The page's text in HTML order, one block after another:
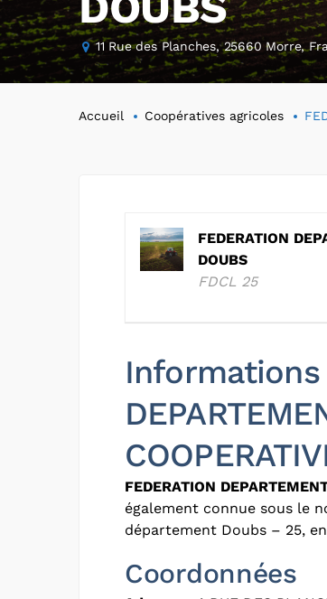
11 Rue des Planches, 25660 Morre,
Accueil Coopératives agricoles
FEDERATION
DOUBS
FDCL 25
Informations
FEDERATION
également connue sous le
département Doubs – 25,
Coordonnées